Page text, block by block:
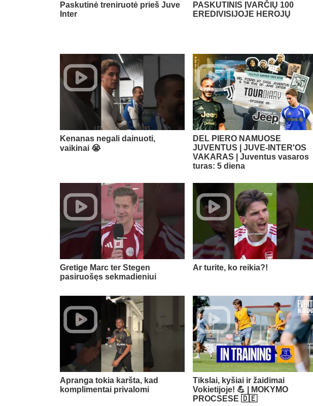
Paskutinė treniruotė prieš Juve
Inter
PASKUTINIS ĮVARČIŲ 100
EREDIVISIJOJE HEROJŲ
Kenanas negali dainuoti,
vaikinai 😭​
DEL PIERO NAMUOSE
JUVENTUS | JUVE-INTER'OS
VAKARAS | Juventus vasaros
turas: 5 diena
Gretige Marc ter Stegen
pasiruošęs sekmadieniui
Ar turite, ko reikia?!
Apranga tokia karšta, kad
komplimentai privalomi
Tikslai, kyšiai ir žaidimai
Vokietijoje! 💪 | MOKYMO
PROCSESE 🇩🇪